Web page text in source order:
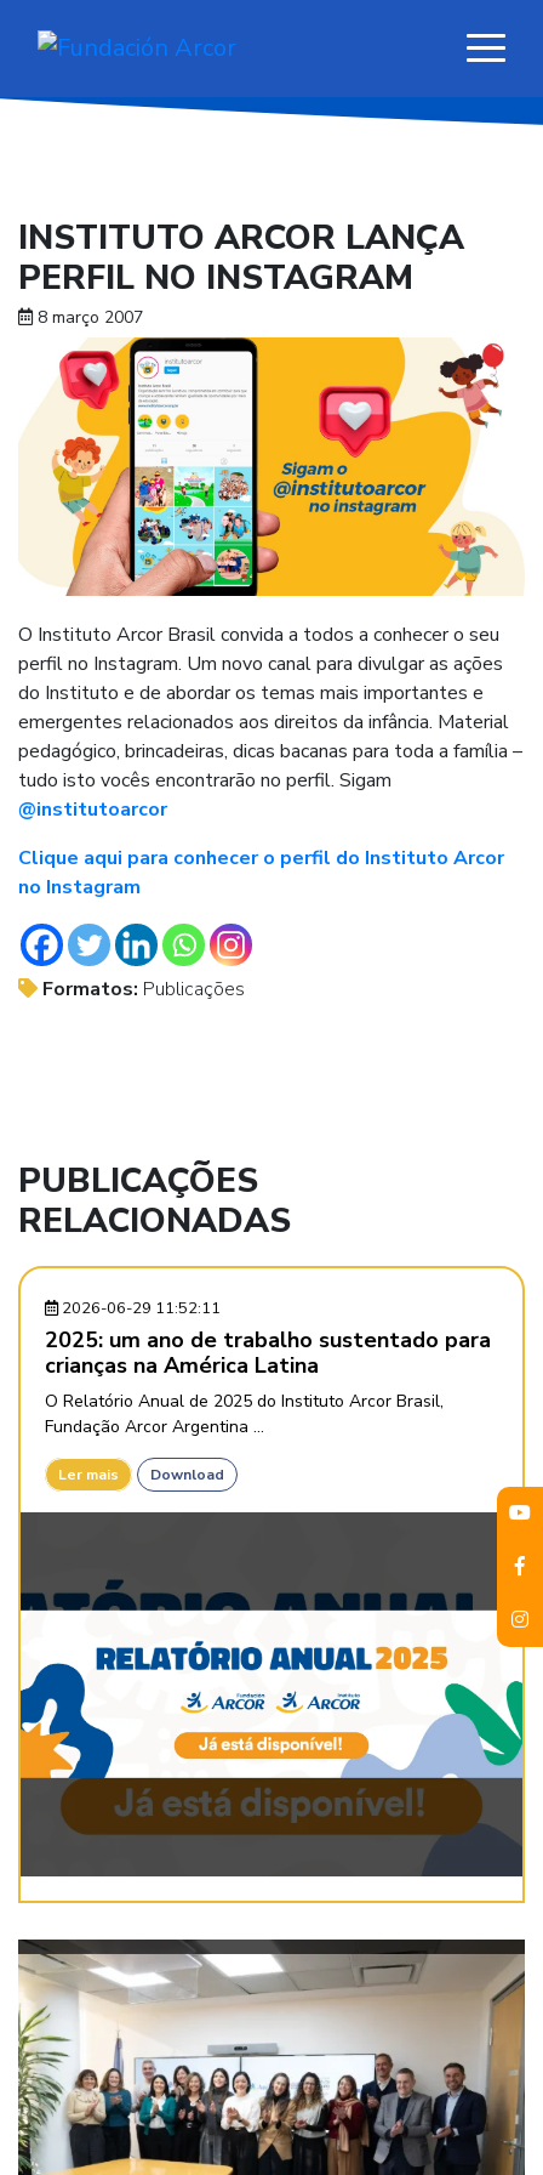
INSTITUTO ARCOR LANÇA
PERFIL NO INSTAGRAM
8 março 2007
O Instituto Arcor Brasil convida a todos a conhecer o seu
perfil no Instagram. Um novo canal para divulgar as ações
do Instituto e de abordar os temas mais importantes e
emergentes relacionados aos direitos da infância. Material
pedagógico, brincadeiras, dicas bacanas para toda a família –
tudo isto vocês encontrarão no perfil. Sigam
@institutoarcor
Clique aqui para conhecer o perfil do Instituto Arcor
no Instagram
Formatos: Publicações
PUBLICAÇÕES
RELACIONADAS
2026-06-29 11:52:11
2025: um ano de trabalho sustentado para
crianças na América Latina
O Relatório Anual de 2025 do Instituto Arcor Brasil,
Fundação Arcor Argentina ...
Ler mais Download